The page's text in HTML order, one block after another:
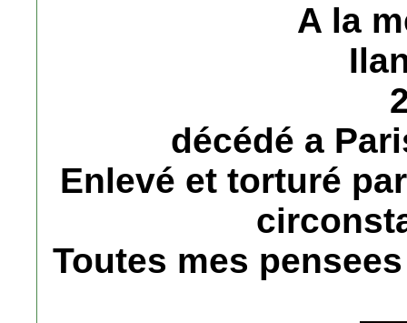
A la
décédé a
Enlevé et torturé
Toutes mes